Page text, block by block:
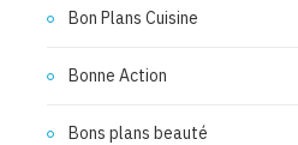
Bon Plans Cuisine
Bonne Action
Bons plans beauté